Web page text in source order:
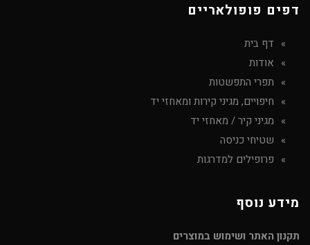
דפים פופולאריים
דף בית
אודות
תפרי התפשטות
חיפויים, מגיני קירות ומאחזי יד
מגיני קיר / מאחזי יד
שטיחי כניסה
פרופילים למדרגות
מידע נוסף
תקנון האתר ושימוש במוצרים